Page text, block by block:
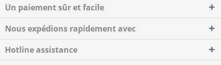
Un paiement sûr et facile
Nous expédions rapidement avec
Hotline assistance